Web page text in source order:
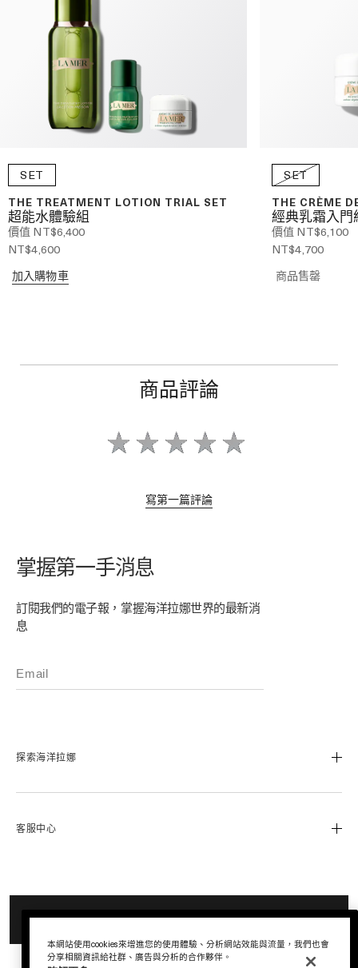
加入購物車
SET
THE TREATMENT LOTION TRIAL SET
超能水體驗組
價值 NT$6,400
NT$4,600
加入購物車
SET
THE CRÈME
經典乳霜入門
價值 NT$6,100
NT$4,700
商品售罄
商品評論
寫第一篇評論
掌握第一手消息
訂閱我們的電子報，掌握海洋拉娜世界的最新消
息
探索海洋拉娜
海洋拉娜極致工藝
美麗加冕會員計畫
客服中心
聯絡我們
退換貨服務
運送服務
追蹤我們
Instagram本網站使用cookies來增進您的使用體驗、分析網站效能與流量，我們也會
分享相關資訊給社群、廣告與分析的合作夥伴。